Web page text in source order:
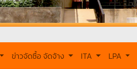
ข่าวจัดซื้อ จัดจ้าง ITA LPA